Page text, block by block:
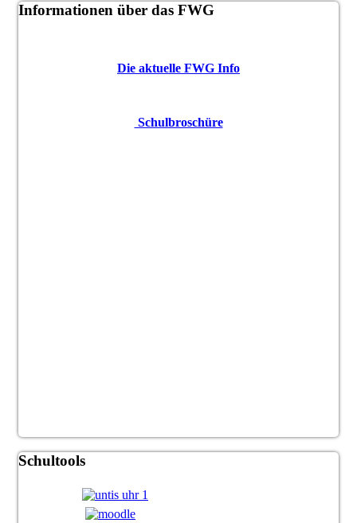
Informationen über das FWG
Die aktuelle FWG Info
Schulbroschüre
Schultools